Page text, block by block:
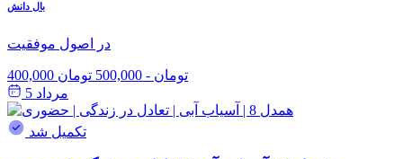
بال دانش
در اصول موفقیت
400,000 تومان - 500,000 تومان
مرداد 5
تکمیل شد